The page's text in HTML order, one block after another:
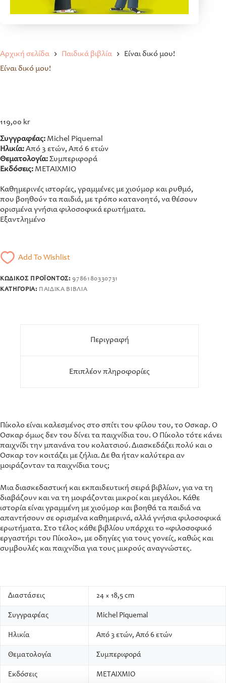
Αρχική σελίδα Παιδικά βιβλία
Είναι δικό μου!
Είναι δικό μου!
119,00 kr
Συγγραφέας: Michel Piquemal
Ηλικία:Από 3 ετών, Από 6 ετών
Θεματολογία:Συμπεριφορά
Εκδόσεις: ΜΕΤΑΙΧΜΙΟ
Καθημερινές ιστορίες, γραμμένες με χιούμορ και ρυθμό,
που βοηθούν τα παιδιά, με τρόπο κατανοητό, να θέσουν
ορισμένα γνήσια φιλοσοφικά ερωτήματα.
Εξαντλημένο
Add To Wishlist
ΚΩΔΙΚΌΣ ΠΡΟΪΌΝΤΟΣ:9786180330731
ΚΑΤΗΓΟΡΊΑ: ΠΑΙΔΙΚΆ ΒΙΒΛΊΑ
Περιγραφή
Επιπλέον πληροφορίες
Πίκολο είναι καλεσμένος στο σπίτι του φίλου του, το Όσκαρ. Ο
Όσκαρ όμως δεν του δίνει τα παιχνίδια του. Ο Πίκολο τότε κάνει
παιχνίδι την μπανάνα του κολατσιού. Διασκεδάζει πολύ και ο
Όσκαρ τον κοιτάζει με ζήλια. Δε θα ήταν καλύτερα αν
μοιράζονταν τα παιχνίδια τους;
Μια διασκεδαστική και εκπαιδευτική σειρά βιβλίων, για να τη
διαβάζουν και να τη μοιράζονται μικροί και μεγάλοι. Κάθε
ιστορία είναι γραμμένη με χιούμορ και βοηθά τα παιδιά να
απαντήσουν σε ορισμένα καθημερινά, αλλά γνήσια φιλοσοφικά
ερωτήματα. Στο τέλος κάθε βιβλίου υπάρχει το «φιλοσοφικό
εργαστήρι του Πίκολο», με οδηγίες για τους γονείς, καθώς και
συμβουλές και παιχνίδια για τους μικρούς αναγνώστες.
Διαστάσεις 24 × 18,5 cm
Συγγραφέας Michel Piquemal
Ηλικία Από 3 ετών, Από 6 ετών
Θεματολογία Συμπεριφορά
Εκδόσεις ΜΕΤΑΙΧΜΙΟ